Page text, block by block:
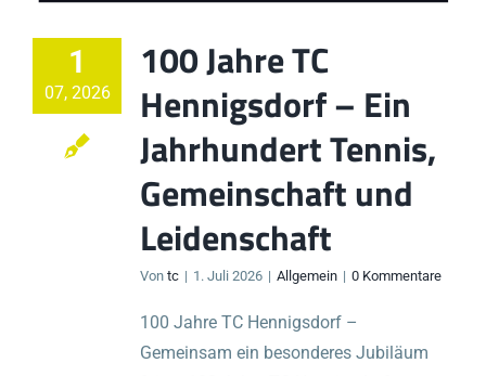
1
07, 2026
100 Jahre TC
Hennigsdorf – Ein
Jahrhundert Tennis,
Gemeinschaft und
Leidenschaft
Von tc | 1. Juli 2026 | Allgemein | 0 Kommentare
100 Jahre TC Hennigsdorf –
Gemeinsam ein besonderes Jubiläum